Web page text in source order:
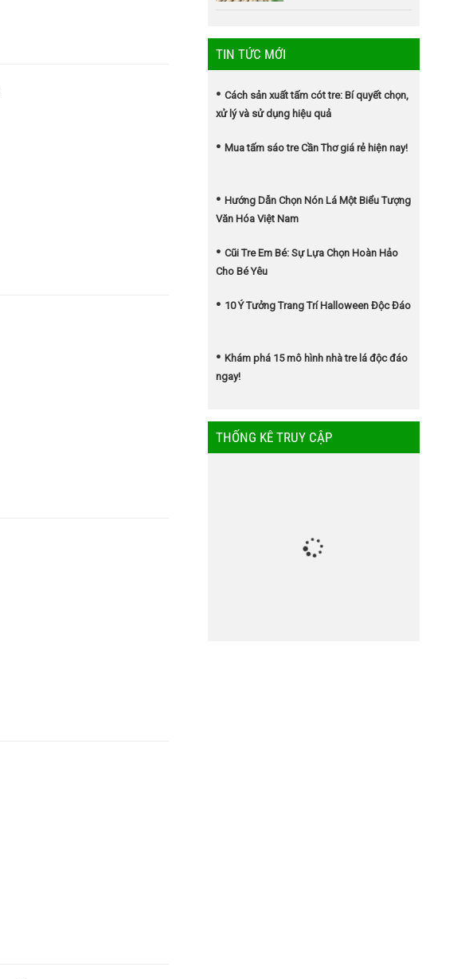
TIN TỨC MỚI
Cách sản xuất tấm cót tre: Bí quyết chọn,
xử lý và sử dụng hiệu quả
Mua tấm sáo tre Cần Thơ giá rẻ hiện nay!
Hướng Dẫn Chọn Nón Lá Một Biểu Tượng
Văn Hóa Việt Nam
Cũi Tre Em Bé: Sự Lựa Chọn Hoàn Hảo
Cho Bé Yêu
10 Ý Tưởng Trang Trí Halloween Độc Đáo
Khám phá 15 mô hình nhà tre lá độc đáo
ngay!
THỐNG KÊ TRUY CẬP